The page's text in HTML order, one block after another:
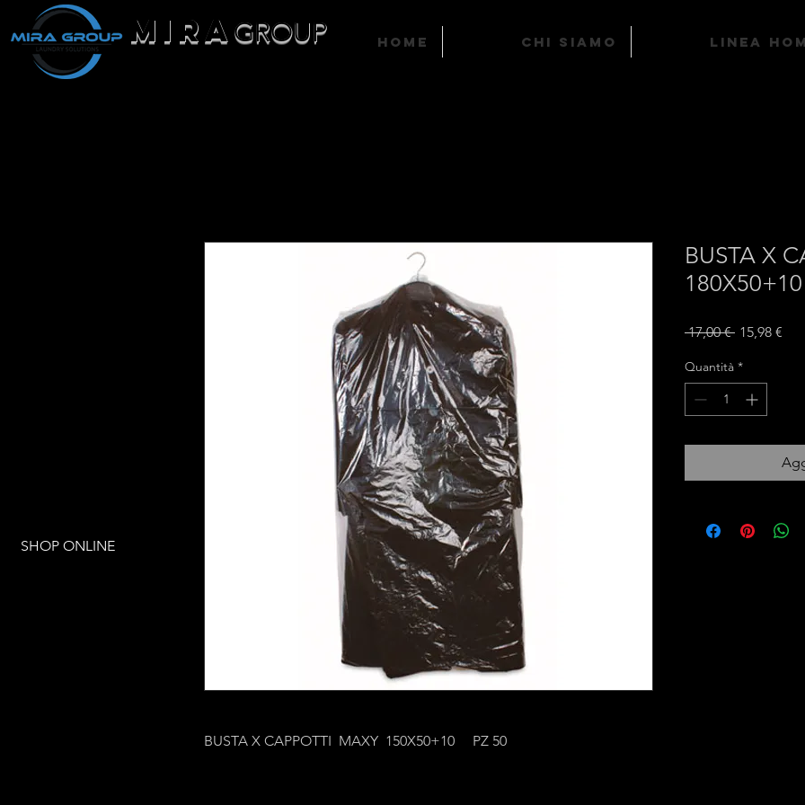
Home Chi Siamo LINEA
MIRAGROUP
SHOP ONLINE
BUSTA X CAPPOTTI MAXY 150X50+10 PZ 50
BUSTA X
17,00 € Prezzo
15,98 €
Quantità *